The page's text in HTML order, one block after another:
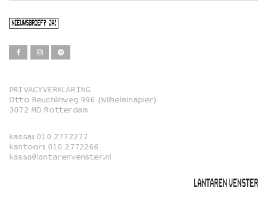
NIEUWSBRIEF? JA!
Film
Familie
Film in English
PRIVACYVERKLARING
Otto Reuchlinweg 996 (Wilhelminapier)
3072 MD Rotterdam
kassa: 010 2772277
kantoor: 010 2772266
kassa@lantarenvenster.nl